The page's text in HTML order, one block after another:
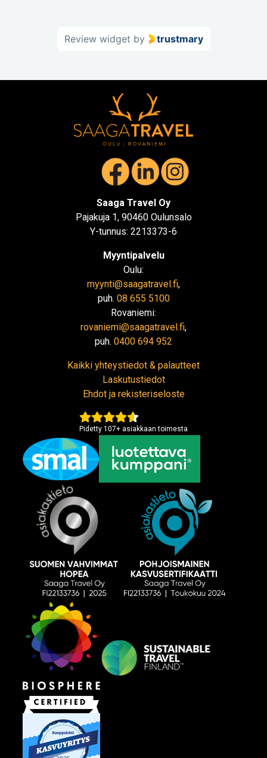
Review widget by trustmary
Saaga Travel Oy
Pajakuja 1, 90460 Oulunsalo
Y-tunnus: 2213373-6
Myyntipalvelu
Oulu:
myynti@saagatravel.fi,
puh. 08 655 5100
Rovaniemi:
rovaniemi@saagatravel.fi,
puh. 0400 694 952
Kaikki yhteystiedot & palautteet
Laskutustiedot
Ehdot ja rekisteriseloste
Pidetty 107+ asiakkaan toimesta